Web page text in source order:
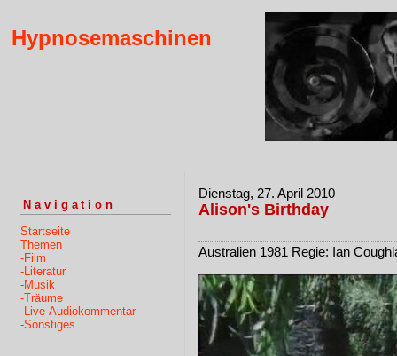
Hypnosemaschinen
Navigation
Startseite
Themen
-Film
-Literatur
-Musik
-Träume
-Live-Audiokommentar
-Sonstiges
Dienstag, 27. April 2010
Alison's Birthday
Australien 1981 Regie: Ian